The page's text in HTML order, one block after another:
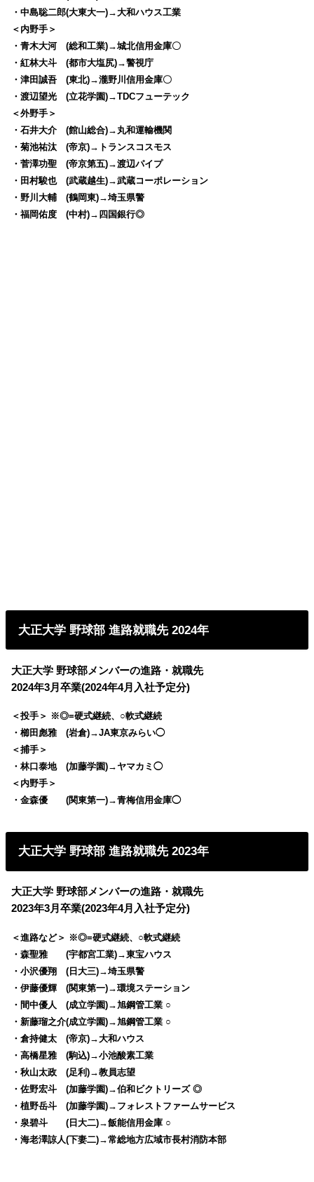
・中島聡二郎(大東大一)→大和ハウス工業
＜内野手＞
・青木大河 (総和工業)→城北信用金庫〇
・紅林大斗 (都市大塩尻)→警視庁
・津田誠吾 (東北)→瀧野川信用金庫〇
・渡辺望光 (立花学園)→TDCフューテック
＜外野手＞
・石井大介 (館山総合)→丸和運輸機関
・菊池祐汰 (帝京)→トランスコスモス
・菅澤功聖 (帝京第五)→渡辺パイプ
・田村駿也 (武蔵越生)→武蔵コーポレーション
・野川大輔 (鶴岡東)→埼玉県警
・福岡佑度 (中村)→四国銀行◎
大正大学 野球部 進路就職先 2024年
大正大学 野球部メンバーの進路・就職先
2024年3月卒業(2024年4月入社予定分)
＜投手＞ ※◎=硬式継続、○軟式継続
・櫛田彪雅 (岩倉)→JA東京みらい◯
＜捕手＞
・林口泰地 (加藤学園)→ヤマカミ◯
＜内野手＞
・金森優 (関東第一)→青梅信用金庫◯
大正大学 野球部 進路就職先 2023年
大正大学 野球部メンバーの進路・就職先
2023年3月卒業(2023年4月入社予定分)
＜進路など＞ ※◎=硬式継続、○軟式継続
・森聖雅 (宇都宮工業)→東宝ハウス
・小沢優翔 (日大三)→埼玉県警
・伊藤優輝 (関東第一)→環境ステーション
・間中優人 (成立学園)→旭鋼管工業 ○
・新藤瑠之介(成立学園)→旭鋼管工業 ○
・倉持健太 (帝京)→大和ハウス
・高橋星雅 (駒込)→小池酸素工業
・秋山太政 (足利)→教員志望
・佐野宏斗 (加藤学園)→伯和ビクトリーズ ◎
・植野岳斗 (加藤学園)→フォレストファームサービス
・泉碧斗 (日大二)→飯能信用金庫 ○
・海老澤諒人(下妻二)→常総地方広域市長村消防本部